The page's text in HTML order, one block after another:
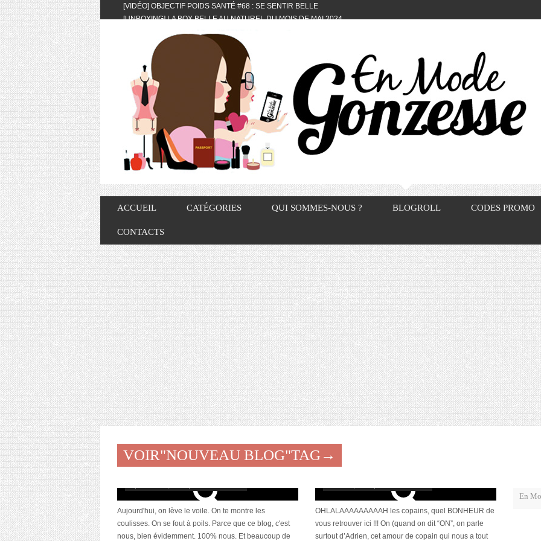
[VIDÉO] OBJECTIF POIDS SANTÉ #68 : SE SENTIR BELLE
[UNBOXING] LA BOX BELLE AU NATUREL DU MOIS DE MAI 2024
FEAT. AKILA
[VIDÉO] LA SÉLECTION DU MOIS #AVRIL2024
[VIDÉO] QUITOQUE #10 : MEAL PREP & CONVIVIALITÉ
[VIDÉO] UNBOXING : LES MY LITTLE & BIOTYFULL BOX DU MOIS D’AVRIL
2024 FEAT. AKILA
[VIDÉO] OBJECTIF POIDS SANTÉ #67 : L’AVIS DES AUTRES, CE N’EST QUE LA
VIE DES AUTRES
[VIDÉO] UNBOXING : LES MY LITTLE & BIOTYFULL BOX DES MOIS DE
FÉVRIER ET MARS 2024 FEAT. AKILA
[VIDÉO] LA SÉLECTION DU MOIS #JANVIER2024
[VIDÉO] HELLOFRESH #34 : IDÉES RECETTES RISOTTO
ACCUEIL CATÉGORIES QUI SOMMES-NOUS ? BLOGROLL CODES PROMO
CONTACTS
VOIR"NOUVEAU BLOG"TAG→
Aujourd'hui, on lève le voile. On te montre les
coulisses. On se fout à poils. Parce que ce blog, c'est
nous, bien évidemment. 100% nous. Et beaucoup de
OHLALAAAAAAAAAH les copains, quel BONHEUR de
vous retrouver ici !!! On (quand on dit “ON”, on parle
surtout d’Adrien, cet amour de copain qui nous a tout